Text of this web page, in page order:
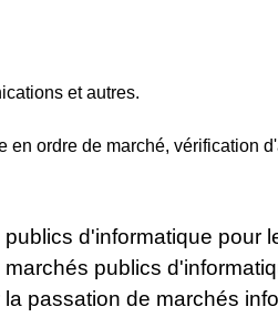
et autres.
ordre de marché, vérification
d'informatique pour
marchés publics
passation de marchés